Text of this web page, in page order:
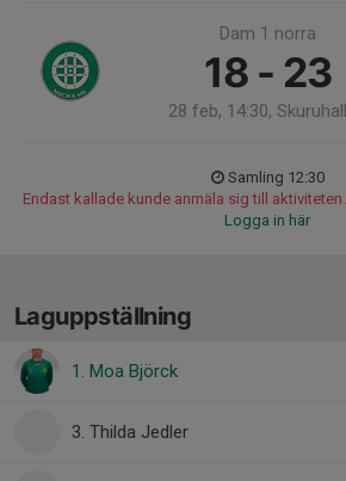
Dam 1 norra
18 - 23
28 feb, 14:30,
Samling 12:30
Endast kallade kunde anmäla sig till
Logga in här
Laguppställning
1. Moa Björck
3. Thilda Jedler